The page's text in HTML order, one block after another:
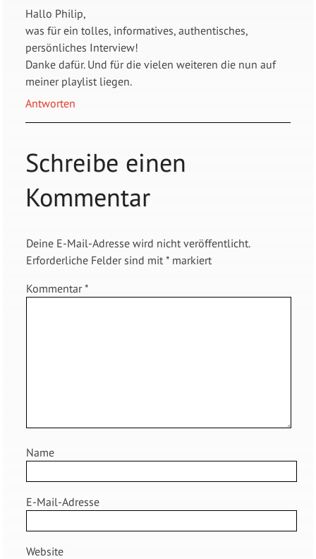
Hallo Philip,
was für ein tolles, informatives, authentisches,
persönliches Interview!
Danke dafür. Und für die vielen weiteren die nun auf
meiner playlist liegen.
Antworten
Schreibe einen
Kommentar
Deine E-Mail-Adresse wird nicht veröffentlicht.
Erforderliche Felder sind mit *markiert
Kommentar*
Name
E-Mail-Adresse
Website